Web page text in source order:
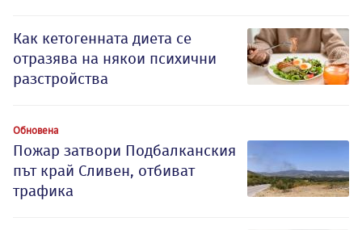
Как кетогенната диета се
отразява на някои психични
разстройства
Обновена
Пожар затвори Подбалканския
път край Сливен, отбиват
трафика